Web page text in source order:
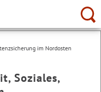
im Nordosten
Soziales,